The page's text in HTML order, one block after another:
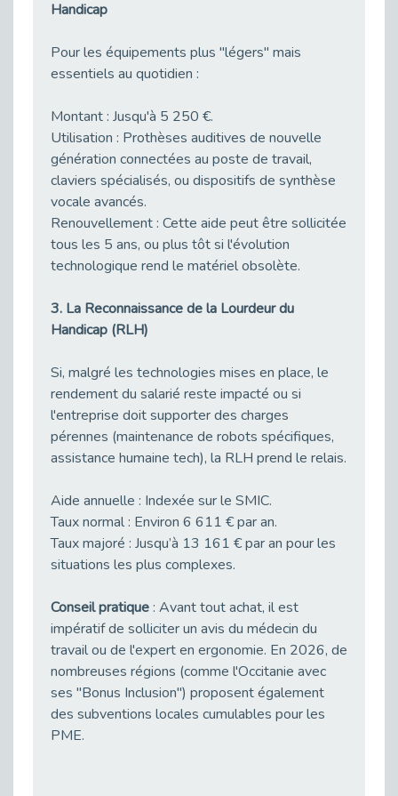
Publié le 18/02/2026
Châtillon : Un franc succès pour le forum « Réussir Sans Attendre »
Publié le 16/02/2026
Synergie entre Cap Emploi 92 et l'Espace Insertion de Boulogne
Publié le 12/02/2026
Publié le 09/02/2026
Arrêt de travail et maintien en emploi
Publié le 09/02/2026
Parler de son handicap en entretien d’embauche ne relève ni d’une obligation légale ni d’un aveu intime - vidéo
Quel salaire pour les alternants en 2026 ?
Publié le 06/02/2026
Succès pour nos webinaires Fonction publique et handicap
Publié le 06/02/2026
Un nouveau motif de CDD figure dans le Code du travail : le CDD « de reconversion »
Publié le 05/02/2026
Immersion Facilitée -Comment utiliser la plateforme ?
Publié le 05/02/2026
Nouvelles technologies et handicap : vers un travail plus accessible
Publié le 04/02/2026
Handicap
Pour les équipements plus "légers" mais
essentiels au quotidien :
Montant : Jusqu'à 5 250 €.
Utilisation : Prothèses auditives de nouvelle
génération connectées au poste de travail,
claviers spécialisés, ou dispositifs de synthèse
vocale avancés.
Renouvellement : Cette aide peut être sollicitée
tous les 5 ans, ou plus tôt si l'évolution
technologique rend le matériel obsolète.
3. La Reconnaissance de la Lourdeur du
Handicap (RLH)
Si, malgré les technologies mises en place, le
rendement du salarié reste impacté ou si
l'entreprise doit supporter des charges
pérennes (maintenance de robots spécifiques,
assistance humaine tech), la RLH prend le relais.
Aide annuelle : Indexée sur le SMIC.
Taux normal : Environ 6 611 € par an.
Taux majoré : Jusqu’à 13 161 € par an pour les
situations les plus complexes.
Conseil pratique : Avant tout achat, il est
impératif de solliciter un avis du médecin du
travail ou de l'expert en ergonomie. En 2026, de
nombreuses régions (comme l'Occitanie avec
ses "Bonus Inclusion") proposent également
des subventions locales cumulables pour les
PME.